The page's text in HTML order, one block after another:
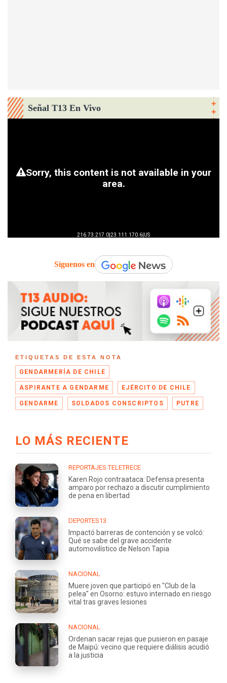
Señal T13 En Vivo
Síguenos en
ETIQUETAS DE ESTA NOTA
GENDARMERÍA DE CHILE
ASPIRANTE A GENDARME EJÉRCITO DE CHILE
GENDARME SOLDADOS CONSCRIPTOS PUTRE
LO MÁS RECIENTE
REPORTAJES TELETRECE
Karen Rojo contraataca: Defensa presenta
amparo por rechazo a discutir cumplimiento
de pena en libertad
DEPORTES13
Impactó barreras de contención y se volcó:
Qué se sabe del grave accidente
automovilístico de Nelson Tapia
NACIONAL
Muere joven que participó en "Club de la
pelea" en Osorno: estuvo internado en riesgo
vital tras graves lesiones
NACIONAL
Ordenan sacar rejas que pusieron en pasaje
de Maipú: vecino que requiere diálisis acudió
a la justicia